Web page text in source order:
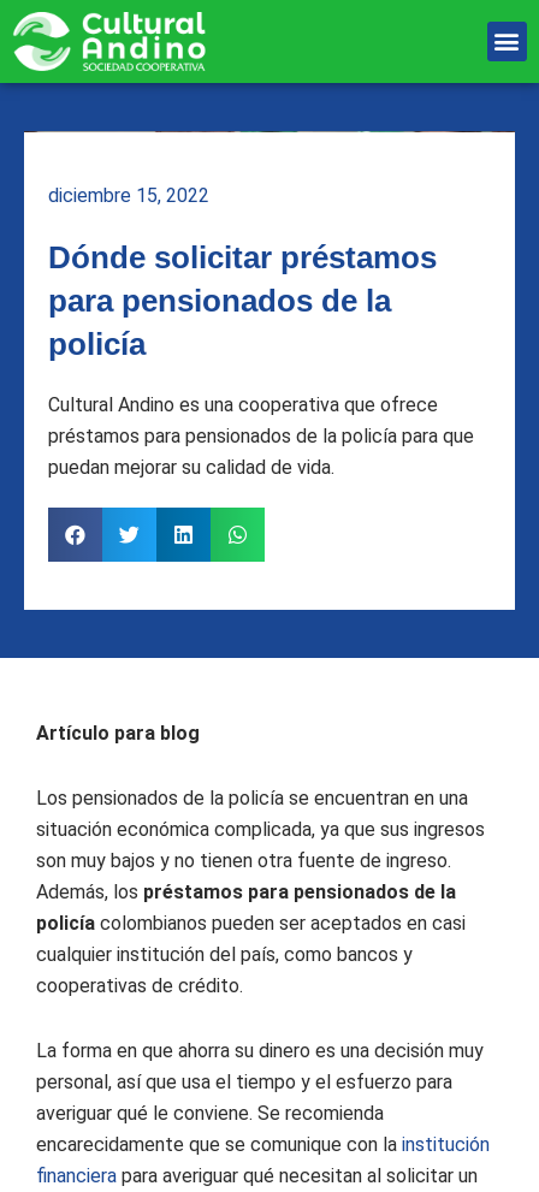
contenido
diciembre 15, 2022
Dónde solicitar préstamos
para pensionados de la
policía
Cultural Andino es una cooperativa que ofrece
préstamos para pensionados de la policía para que
puedan mejorar su calidad de vida.
Artículo para blog
Los pensionados de la policía se encuentran en una
situación económica complicada, ya que sus ingresos
son muy bajos y no tienen otra fuente de ingreso.
Además, los préstamos para pensionados de la
policía colombianos pueden ser aceptados en casi
cualquier institución del país, como bancos y
cooperativas de crédito.
La forma en que ahorra su dinero es una decisión muy
personal, así que usa el tiempo y el esfuerzo para
averiguar qué le conviene. Se recomienda
encarecidamente que se comunique con la institución
financiera para averiguar qué necesitan al solicitar un